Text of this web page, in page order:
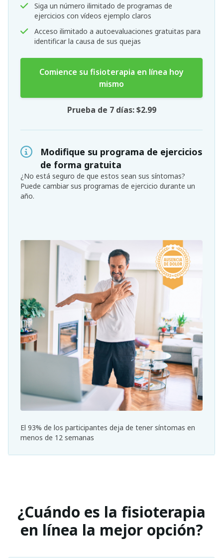
Siga un número ilimitado de programas de
ejercicios con vídeos ejemplo claros
Acceso ilimitado a autoevaluaciones gratuitas para
identificar la causa de sus quejas
Comience su fisioterapia en línea hoy
mismo
Prueba de 7 días: $2.99
El 93% de los participantes deja de tener síntomas en
menos de 12 semanas
Modifique su programa de ejercicios
de forma gratuita
¿No está seguro de que estos sean sus síntomas?
Puede cambiar sus programas de ejercicio durante un
año.
¿Cuándo es la fisioterapia
en línea la mejor opción?